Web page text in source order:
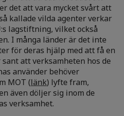
det att vara mycket svårt att
kallade vilda agenter verkar
lagstiftning, vilket också
I många länder är det inte
för deras hjälp med att få en
att verksamheten hos de
använder behöver
MOT (länk) lyfte fram,
även döljer sig inom de
verksamhet.